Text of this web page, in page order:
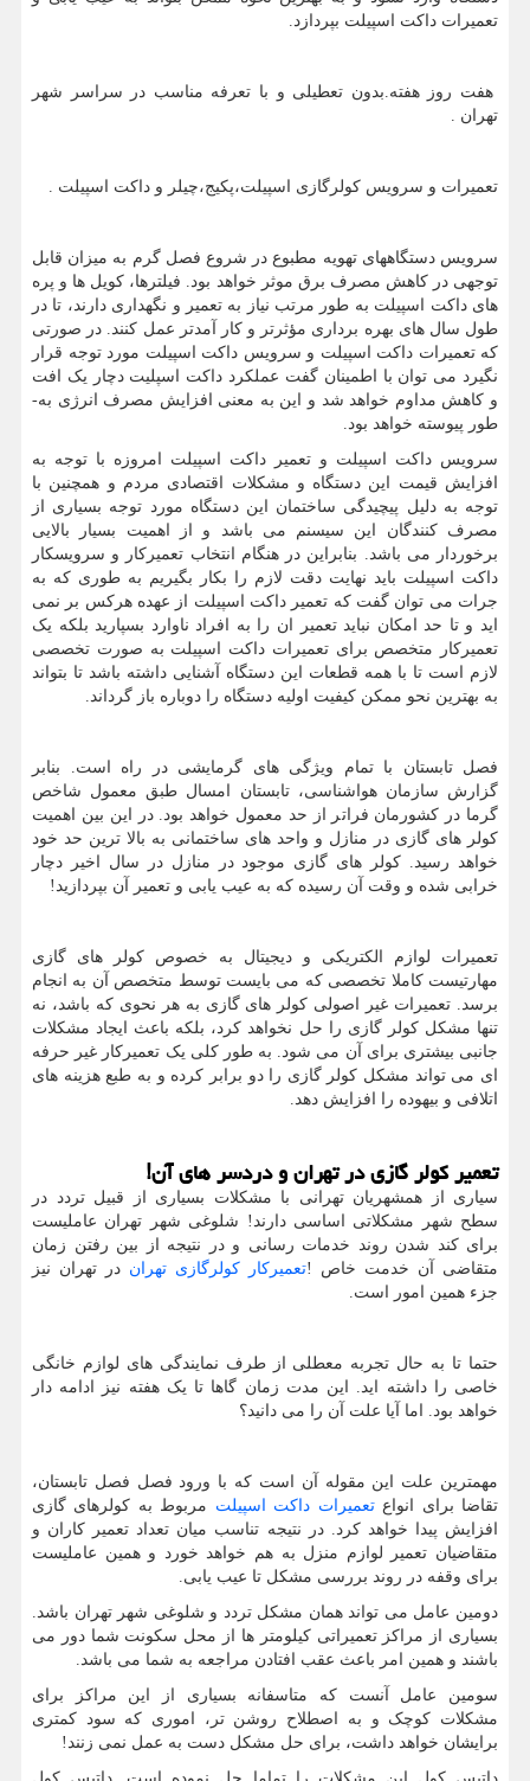
تعمیرات داکت اسپیلت بپردازد.
هفت روز هفته.بدون تعطیلی و با تعرفه مناسب در سراسر شهر
تهران .
تعمیرات و سرویس کولرگازی اسپیلت،پکیج،چیلر و داکت اسپیلت .
سرویس دستگاههای تهویه مطبوع در شروع فصل گرم به میزان قابل
توجهی در کاهش مصرف برق موثر خواهد بود. فیلترها، کویل ­ها و پره
­های داکت اسپیلت به طور مرتب نیاز به تعمیر و نگهداری دارند، تا در
طول سال های بهره­ برداری مؤثرتر و کار آمدتر عمل کنند. در صورتی
که تعمیرات داکت اسپیلت و سرویس داکت اسپیلت مورد توجه قرار
نگیرد می­ توان با اطمینان گفت عملکرد داکت اسپلیت دچار یک افت
و کاهش مداوم خواهد شد و این به معنی افزایش مصرف انرژی به­
طور پیوسته خواهد بود.
سرویس داکت اسپیلت و تعمیر داکت اسپیلت امروزه با توجه به
افزایش قیمت این دستگاه و مشکلات اقتصادی مردم و همچنین با
توجه به دلیل پیچیدگی ساختمان این دستگاه مورد توجه بسیاری از
مصرف کنندگان این سیسنم می باشد و از اهمیت بسیار بالایی
برخوردار می باشد. بنابراین در هنگام انتخاب تعمیرکار و سرویسکار
داکت اسپیلت باید نهایت دقت لازم را بکار بگیریم به طوری که به
جرات می توان گفت که تعمیر داکت اسپیلت از عهده هرکس بر نمی
اید و تا حد امکان نباید تعمیر ان را به افراد ناوارد بسپارید بلکه یک
تعمیرکار متخصص برای تعمیرات داکت اسپیلت به صورت تخصصی
لازم است تا با همه قطعات این دستگاه آشنایی داشته باشد تا بتواند
به بهترین نحو ممکن کیفیت اولیه دستگاه را دوباره باز گرداند.
فصل تابستان با تمام ویژگی های گرمایشی در راه است. بنابر
گزارش سازمان هواشناسی، تابستان امسال طبق معمول شاخص
گرما در کشورمان فراتر از حد معمول خواهد بود. در این بین اهمیت
کولر های گازی در منازل و واحد های ساختمانی به بالا ترین حد خود
خواهد رسید. کولر های گازی موجود در منازل در سال اخیر دچار
خرابی شده و وقت آن رسیده که به عیب یابی و تعمیر آن بپردازید!
تعمیرات لوازم الکتریکی و دیجیتال به خصوص کولر های گازی
مهارتیست کاملا تخصصی که می بایست توسط متخصص آن به انجام
برسد. تعمیرات غیر اصولی کولر های گازی به هر نحوی که باشد، نه
تنها مشکل کولر گازی را حل نخواهد کرد، بلکه باعث ایجاد مشکلات
جانبی بیشتری برای آن می شود. به طور کلی یک تعمیرکار غیر حرفه
ای می تواند مشکل کولر گازی را دو برابر کرده و به طبع هزینه های
اتلافی و بیهوده را افزایش دهد.
تعمیر کولر گازی در تهران و دردسر های آن!
سیاری از همشهریان تهرانی با مشکلات بسیاری از قبیل تردد در
سطح شهر مشکلاتی اساسی دارند! شلوغی شهر تهران عاملیست
برای کند شدن روند خدمات رسانی و در نتیجه از بین رفتن زمان
متقاضی آن خدمت خاص !تعمیرکار کولرگازی تهران در تهران نیز
جزء همین امور است.
حتما تا به حال تجربه معطلی از طرف نمایندگی های لوازم خانگی
خاصی را داشته اید. این مدت زمان گاها تا یک هفته نیز ادامه دار
خواهد بود. اما آیا علت آن را می دانید؟
مهمترین علت این مقوله آن است که با ورود فصل فصل تابستان،
تقاضا برای انواعتعمیرات داکت اسپیلت مربوط به کولرهای گازی
افزایش پیدا خواهد کرد. در نتیجه تناسب میان تعداد تعمیر کاران و
متقاضیان تعمیر لوازم منزل به هم خواهد خورد و همین عاملیست
برای وقفه در روند بررسی مشکل تا عیب یابی.
دومین عامل می تواند همان مشکل تردد و شلوغی شهر تهران باشد.
بسیاری از مراکز تعمیراتی کیلومتر ها از محل سکونت شما دور می
باشند و همین امر باعث عقب افتادن مراجعه به شما می باشد.
سومین عامل آنست که متاسفانه بسیاری از این مراکز برای
مشکلات کوچک و به اصطلاح روشن تر، اموری که سود کمتری
برایشان خواهد داشت، برای حل مشکل دست به عمل نمی زنند!